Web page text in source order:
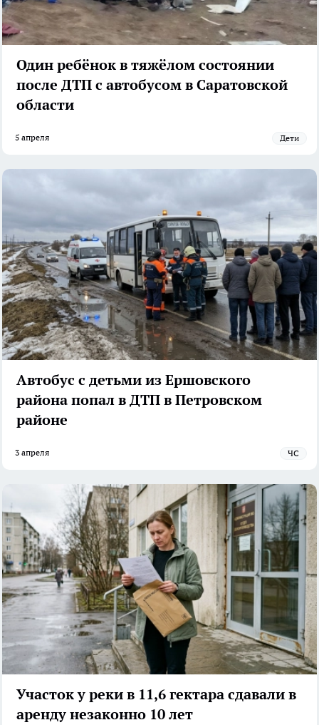
Один ребёнок в тяжёлом состоянии
после ДТП с автобусом в Саратовской
области
5 апреля Дети
Автобус с детьми из Ершовского
района попал в ДТП в Петровском
районе
3 апреля ЧС
Участок у реки в 11,6 гектара сдавали в
аренду незаконно 10 лет